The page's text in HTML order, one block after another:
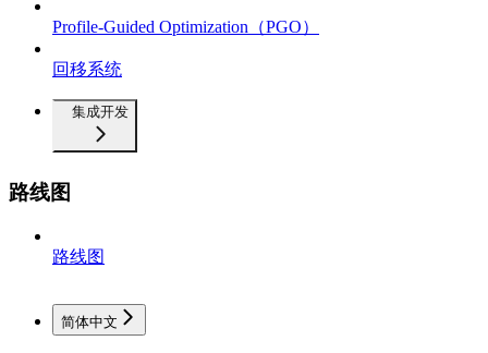
Profile-Guided Optimization（PGO）
回移系统
集成开发
路线图
路线图
简体中文